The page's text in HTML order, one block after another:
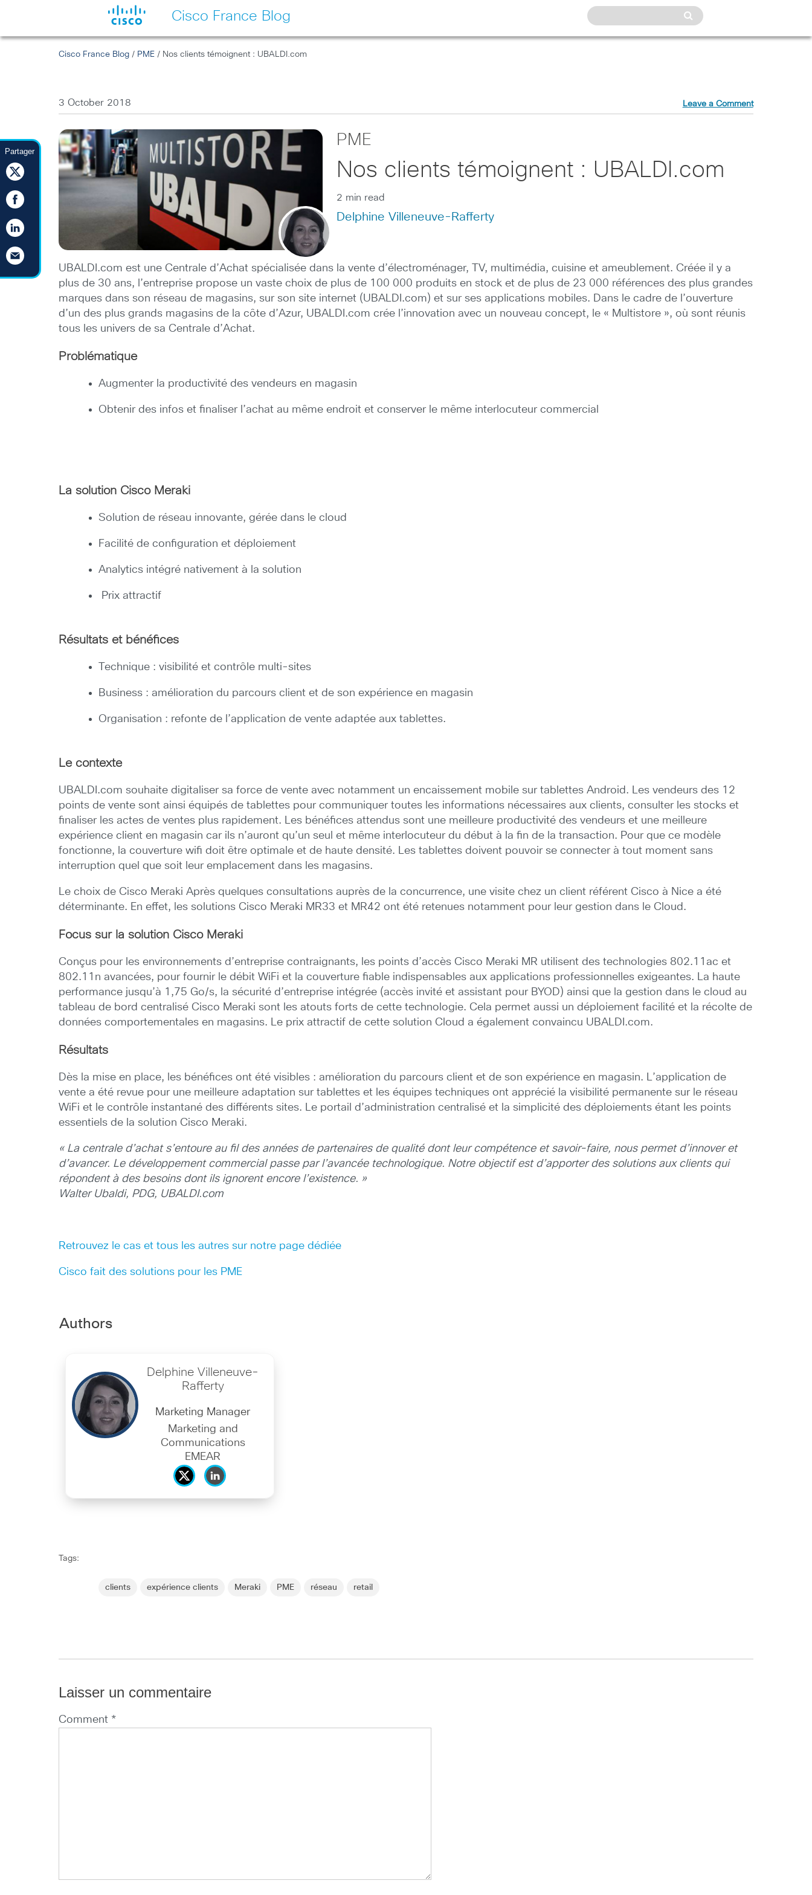
Cisco France Blog
Partager
Cisco France Blog / PME / Nos clients témoignent : UBALDI.com
3 October 2018 Leave a Comment
PME
Nos clients témoignent : UBALDI.com
2 min read
Delphine Villeneuve-Rafferty
UBALDI.com est une Centrale d’Achat spécialisée dans la vente d’électroménager, TV, multimédia, cuisine et ameublement. Créée il y a
plus de 30 ans, l’entreprise propose un vaste choix de plus de 100 000 produits en stock et de plus de 23 000 références des plus grandes
marques dans son réseau de magasins, sur son site internet (UBALDI.com) et sur ses applications mobiles. Dans le cadre de l’ouverture
d’un des plus grands magasins de la côte d’Azur, UBALDI.com crée l’innovation avec un nouveau concept, le « Multistore », où sont réunis
tous les univers de sa Centrale d’Achat.
Problématique
Augmenter la productivité des vendeurs en magasin
Obtenir des infos et finaliser l’achat au même endroit et conserver le même interlocuteur commercial
La solution Cisco Meraki
Solution de réseau innovante, gérée dans le cloud
Facilité de configuration et déploiement
Analytics intégré nativement à la solution
Prix attractif
Résultats et bénéfices
Technique : visibilité et contrôle multi-sites
Business : amélioration du parcours client et de son expérience en magasin
Organisation : refonte de l’application de vente adaptée aux tablettes.
Le contexte
UBALDI.com souhaite digitaliser sa force de vente avec notamment un encaissement mobile sur tablettes Android. Les vendeurs des 12
points de vente sont ainsi équipés de tablettes pour communiquer toutes les informations nécessaires aux clients, consulter les stocks et
finaliser les actes de ventes plus rapidement. Les bénéfices attendus sont une meilleure productivité des vendeurs et une meilleure
expérience client en magasin car ils n’auront qu’un seul et même interlocuteur du début à la fin de la transaction. Pour que ce modèle
fonctionne, la couverture wifi doit être optimale et de haute densité. Les tablettes doivent pouvoir se connecter à tout moment sans
interruption quel que soit leur emplacement dans les magasins.
Le choix de Cisco Meraki Après quelques consultations auprès de la concurrence, une visite chez un client référent Cisco à Nice a été
déterminante. En effet, les solutions Cisco Meraki MR33 et MR42 ont été retenues notamment pour leur gestion dans le Cloud.
Focus sur la solution Cisco Meraki
Conçus pour les environnements d’entreprise contraignants, les points d’accès Cisco Meraki MR utilisent des technologies 802.11ac et
802.11n avancées, pour fournir le débit WiFi et la couverture fiable indispensables aux applications professionnelles exigeantes. La haute
performance jusqu’à 1,75 Go/s, la sécurité d’entreprise intégrée (accès invité et assistant pour BYOD) ainsi que la gestion dans le cloud au
tableau de bord centralisé Cisco Meraki sont les atouts forts de cette technologie. Cela permet aussi un déploiement facilité et la récolte de
données comportementales en magasins. Le prix attractif de cette solution Cloud a également convaincu UBALDI.com.
Résultats
Dès la mise en place, les bénéfices ont été visibles : amélioration du parcours client et de son expérience en magasin. L’application de
vente a été revue pour une meilleure adaptation sur tablettes et les équipes techniques ont apprécié la visibilité permanente sur le réseau
WiFi et le contrôle instantané des différents sites. Le portail d’administration centralisé et la simplicité des déploiements étant les points
essentiels de la solution Cisco Meraki.
« La centrale d’achat s’entoure au fil des années de partenaires de qualité dont leur compétence et savoir-faire, nous permet d’innover et
d’avancer. Le développement commercial passe par l’avancée technologique. Notre objectif est d’apporter des solutions aux clients qui
répondent à des besoins dont ils ignorent encore l’existence. »
Walter Ubaldi, PDG, UBALDI.com
Retrouvez le cas et tous les autres sur notre page dédiée
Cisco fait des solutions pour les PME
Authors
Delphine Villeneuve-
Rafferty
Marketing Manager
Marketing and
Communications
EMEAR
Tags:
clients expérience clients Meraki PME réseau retail
Laisser un commentaire
Comment *